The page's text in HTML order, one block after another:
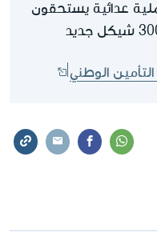
عدائية يستحقون
الوطني